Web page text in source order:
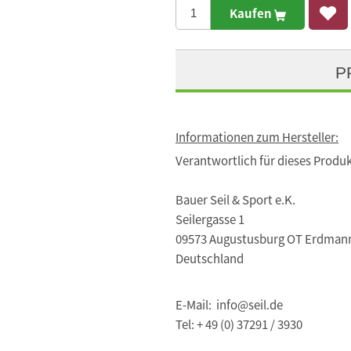
Kaufen
Informationen zum Hersteller:
Verantwortlich für dieses
Bauer Seil & Sport e.K.
Seilergasse 1
09573 Augustusburg OT
Deutschland
E-Mail: info@seil.de
Tel: + 49 (0) 37291 / 3930